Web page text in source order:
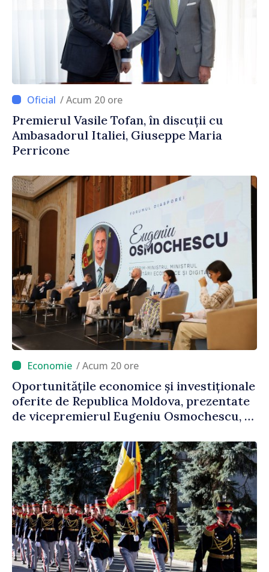
/ Acum 20 ore
Premierul Vasile Tofan, în discuții cu
Ambasadorul Italiei, Giuseppe Maria
Perricone
/ Acum 20 ore
Oportunitățile economice și investiționale
oferite de Republica Moldova, prezentate
de vicepremierul Eugeniu Osmochescu, la